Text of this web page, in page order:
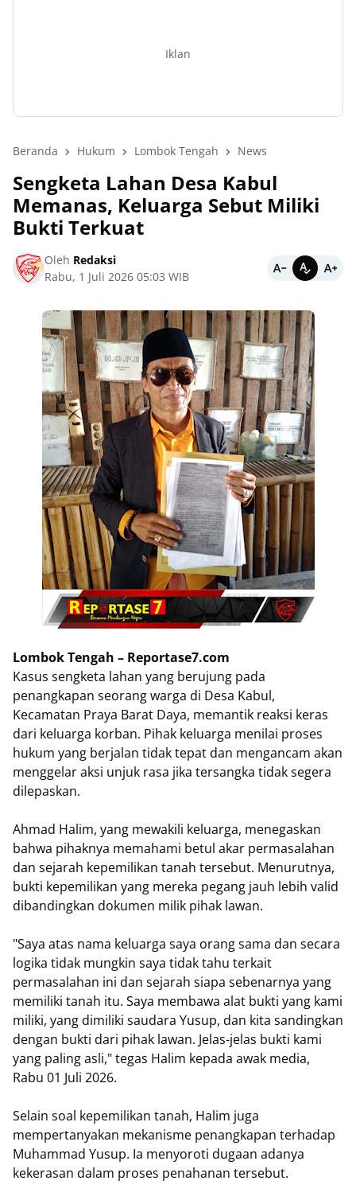
Iklan
Beranda Hukum Lombok Tengah News
Sengketa Lahan Desa Kabul
Memanas, Keluarga Sebut Miliki
Bukti Terkuat
Oleh Redaksi
Rabu, 1 Juli 2026 05:03 WIB
Lombok Tengah – Reportase7.com
Kasus sengketa lahan yang berujung pada
penangkapan seorang warga di Desa Kabul,
Kecamatan Praya Barat Daya, memantik reaksi keras
dari keluarga korban. Pihak keluarga menilai proses
hukum yang berjalan tidak tepat dan mengancam akan
menggelar aksi unjuk rasa jika tersangka tidak segera
dilepaskan.
Ahmad Halim, yang mewakili keluarga, menegaskan
bahwa pihaknya memahami betul akar permasalahan
dan sejarah kepemilikan tanah tersebut. Menurutnya,
bukti kepemilikan yang mereka pegang jauh lebih valid
dibandingkan dokumen milik pihak lawan.
"Saya atas nama keluarga saya orang sama dan secara
logika tidak mungkin saya tidak tahu terkait
permasalahan ini dan sejarah siapa sebenarnya yang
memiliki tanah itu. Saya membawa alat bukti yang kami
miliki, yang dimiliki saudara Yusup, dan kita sandingkan
dengan bukti dari pihak lawan. Jelas-jelas bukti kami
yang paling asli," tegas Halim kepada awak media,
Rabu 01 Juli 2026.
Selain soal kepemilikan tanah, Halim juga
mempertanyakan mekanisme penangkapan terhadap
Muhammad Yusup. Ia menyoroti dugaan adanya
kekerasan dalam proses penahanan tersebut.